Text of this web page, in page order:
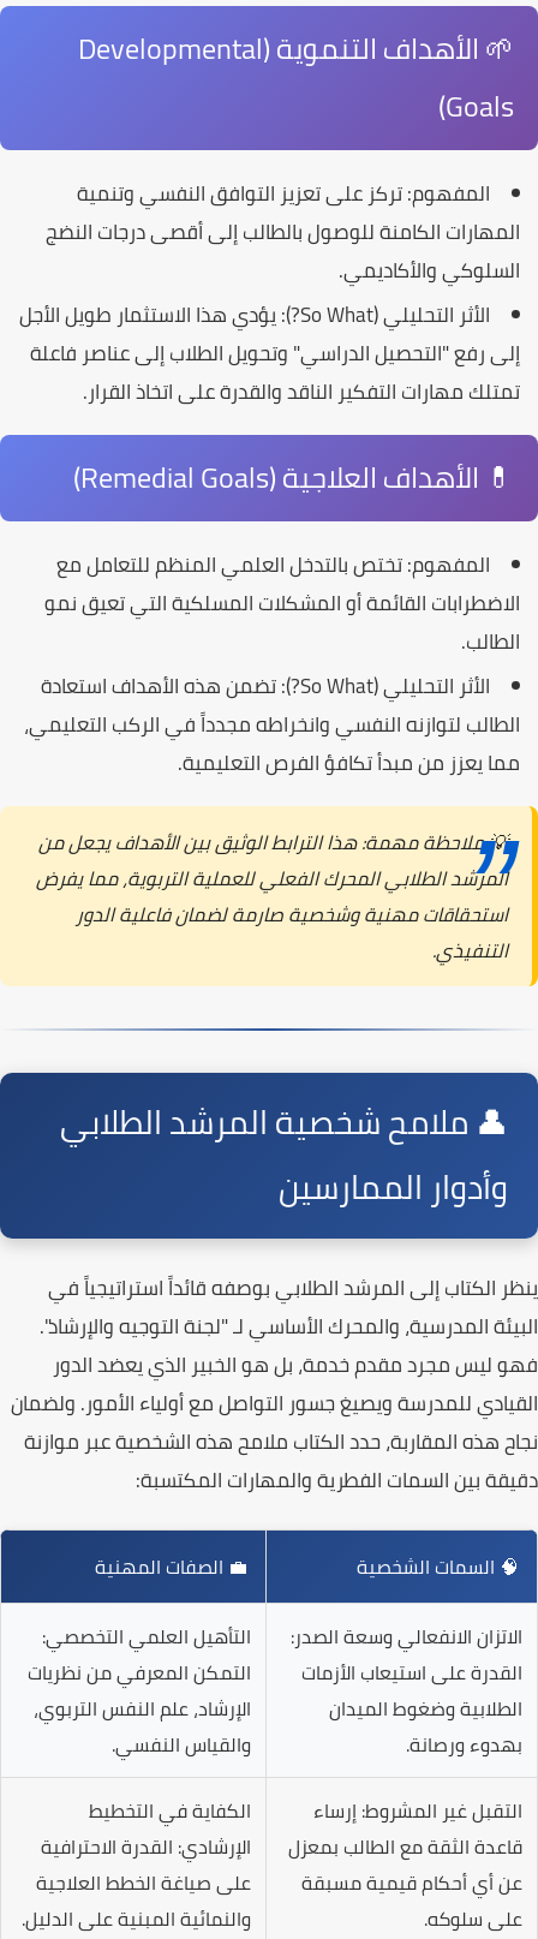
🌱 الأهداف التنموية (Developmental
Goals)
المفهوم:تركز على تعزيز التوافق النفسي وتنمية
المهارات الكامنة للوصول بالطالب إلى أقصى درجات النضج
السلوكي والأكاديمي.
الأثر التحليلي (So What?):
يؤدي هذا الاستثمار طويل الأجل
إلى رفع "التحصيل الدراسي" وتحويل الطلاب إلى عناصر فاعلة
تمتلك مهارات التفكير الناقد والقدرة على اتخاذ القرار.
💊 الأهداف العلاجية (Remedial Goals)
المفهوم:تختص بالتدخل العلمي المنظم للتعامل مع
الاضطرابات القائمة أو المشكلات المسلكية التي تعيق نمو
الطالب.
الأثر التحليلي (So What?):
تضمن هذه الأهداف استعادة
الطالب لتوازنه النفسي وانخراطه مجدداً في الركب التعليمي،
مما يعزز من مبدأ تكافؤ الفرص التعليمية.
💡 ملاحظة مهمة:هذا الترابط الوثيق بين الأهداف يجعل من
المرشد الطلابي المحرك الفعلي للعملية التربوية، مما يفرض
استحقاقات مهنية وشخصية صارمة لضمان فاعلية الدور
التنفيذي.
👤 ملامح شخصية المرشد الطلابي
وأدوار الممارسين
ينظر الكتابإلى المرشد الطلابي بوصفهقائداً استراتيجياًفي
البيئة المدرسية، والمحرك الأساسي لـ "لجنة التوجيه والإرشاد".
فهو ليس مجرد مقدم خدمة، بل هو الخبير الذي يعضد الدور
القيادي للمدرسة ويصيغ جسور التواصل مع أولياء الأمور. ولضمان
نجاح هذه المقاربة، حددالكتابملامح هذه الشخصية عبر موازنة
دقيقة بين السمات الفطرية والمهارات المكتسبة:
🧠 السمات الشخصية
💼 الصفات المهنية
الاتزان الانفعالي وسعة الصدر:
القدرة على استيعاب الأزمات
الطلابية وضغوط الميدان
بهدوء ورصانة.
التأهيل العلمي التخصصي:
التمكن المعرفي من نظريات
الإرشاد، علم النفس التربوي،
والقياس النفسي.
التقبل غير المشروط:إرساء
قاعدة الثقة مع الطالب بمعزل
عن أي أحكام قيمية مسبقة
على سلوكه.
الكفاية في التخطيط
الإرشادي: القدرة الاحترافية
على صياغة الخطط العلاجية
والنمائية المبنية على الدليل.